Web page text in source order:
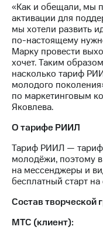
Описание
Программа
Порядок
выкупа
акций
Дивиденды
Рынок
облигаций
Описание
о
погашении
именных
облигаций
Другое
«Как и обещали, мы
активации для
мы хотели развить
по-настоящему
Марку провести
хочет. Таким
насколько тариф
молодого
по маркетинговым
Яковлева.
О тарифе РИИЛ
Тариф РИИЛ —
молодёжи, поэтому
на мессенджеры и
бесплатный старт
Состав творческой
МТС (клиент):